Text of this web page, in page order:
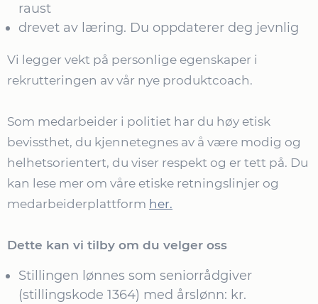
raust
drevet av læring. Du oppdaterer deg jevnlig
Vi legger vekt på personlige egenskaper i
rekrutteringen av vår nye produktcoach.
Som medarbeider i politiet har du høy etisk
bevissthet, du kjennetegnes av å være modig og
helhetsorientert, du viser respekt og er tett på. Du
kan lese mer om våre etiske retningslinjer og
medarbeiderplattform her.
Dette kan vi tilby om du velger oss
Stillingen lønnes som seniorrådgiver
(stillingskode 1364) med årslønn: kr.